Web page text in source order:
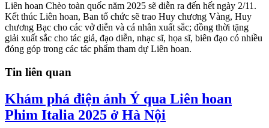
Liên hoan Chèo toàn quốc năm 2025 sẽ diễn ra đến hết ngày 2/11.
Kết thúc Liên hoan, Ban tổ chức sẽ trao Huy chương Vàng, Huy
chương Bạc cho các vở diễn và cá nhân xuất sắc; đồng thời tặng
giải xuất sắc cho tác giả, đạo diễn, nhạc sĩ, họa sĩ, biên đạo có nhiều
đóng góp trong các tác phẩm tham dự Liên hoan.
Tin liên quan
Khám phá điện ảnh Ý qua Liên hoan
Phim Italia 2025 ở Hà Nội